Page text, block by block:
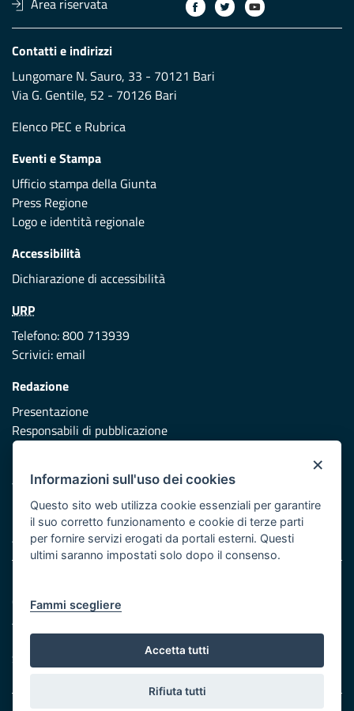
Area riservata
Contatti e indirizzi
Lungomare N. Sauro, 33 - 70121 Bari
Via G. Gentile, 52 - 70126 Bari
Elenco PEC e Rubrica
Eventi e Stampa
Ufficio stampa della Giunta
Press Regione
Logo e identità regionale
Accessibilità
Dichiarazione di accessibilità
URP
Telefono: 800 713939
Scrivici:email
Redazione
Presentazione
Responsabili di pubblicazione
Vai al sito di Protezione Civile Puglia
Iniziativa finanziata con risorse del POR Puglia 2014/2020 -
Asse XI
Cookie e privacy
Atti di notifica
Feed RSS
Servizi Intranet
×
Informazioni sull'uso dei cookies
Questo sito web utilizza cookie essenziali per garantire
il suo corretto funzionamento e cookie di terze parti
per fornire servizi erogati da portali esterni. Questi
ultimi saranno impostati solo dopo il consenso.
Fammi scegliere
Accetta tutti
Rifiuta tutti